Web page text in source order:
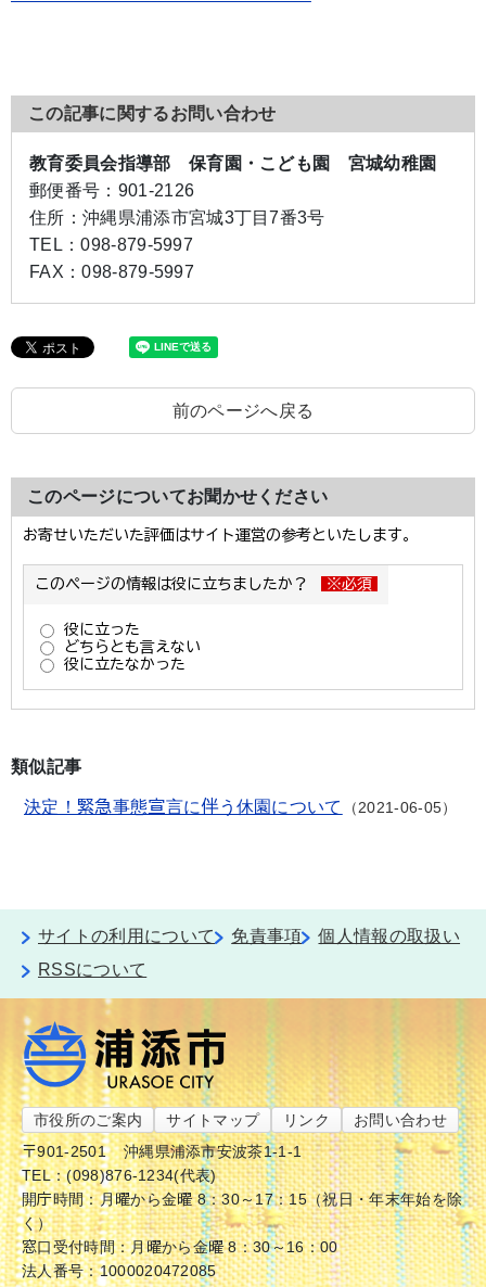
この記事に関するお問い合わせ
教育委員会指導部 保育園・こども園 宮城幼稚園
郵便番号： 901-2126
住所： 沖縄県浦添市宮城3丁目7番3号
TEL：098-879-5997
FAX：098-879-5997
前のページへ戻る
このページについてお聞かせください
類似記事
決定！緊急事態宣言に伴う休園について 2021-06-05
サイトの利用について 免責事項
個人情報の取扱い
RSSについて
市役所のご案内 サイトマップ リンク
お問い合わせ
〒901-2501
沖縄県浦添市安波茶1-1-1
TEL：(098)876-1234(代表)
開庁時間：月曜から金曜 8：30～17：15（祝日・年末年始を除
く）
窓口受付時間：月曜から金曜 8：30～16：00
法人番号：1000020472085